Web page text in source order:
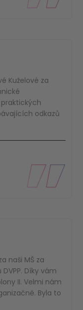
Kuželové za
odkazů
naši MŠ za
Díky vám
II. Velmi nám
Byla to